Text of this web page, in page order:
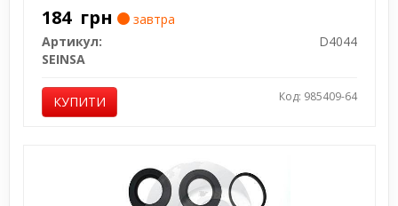
184 грн
завтра
Артикул:
D4044
SEINSA
КУПИТИ Код: 985409-64